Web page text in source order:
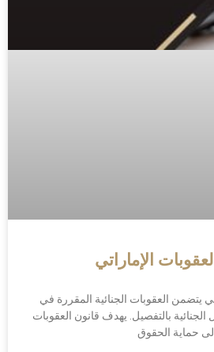
الإماراتي
يتضمن العقوبات الجنائية المقررة في
الجنائية بالتفصيل. يهدف قانون العقوبات
حماية الحقوق